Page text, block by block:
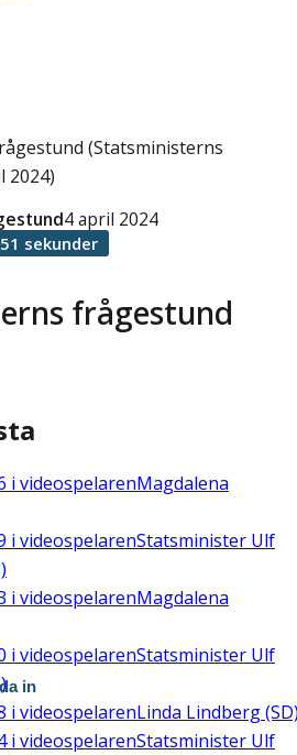
(Statsministerns
2024)
frågestund
4 april 2024
sekunder
i videospelarenMagdalena
i videospelarenStatsminister Ulf
i videospelarenMagdalena
i videospelarenStatsminister Ulf
i videospelarenLinda Lindberg
i videospelarenStatsminister Ulf
in